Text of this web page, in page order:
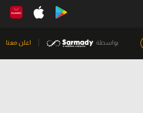
بواسطة اعلن معنا